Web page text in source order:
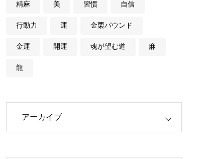
精麻 美 習慣 自信
行動力 運 金栗パウンド
金運 開運 魂が望む道 麻
龍